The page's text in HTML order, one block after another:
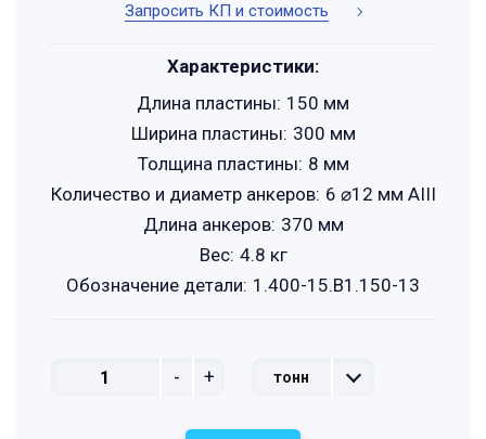
Запросить КП и стоимость
- + тонн
Характеристики:
Длина пластины: 150 мм
Ширина пластины: 300 мм
Толщина пластины: 8 мм
Количество и диаметр анкеров: 6 ⌀12 мм АIII
Длина анкеров: 370 мм
Вес: 4.8 кг
Обозначение детали: 1.400-15.B1.150-13